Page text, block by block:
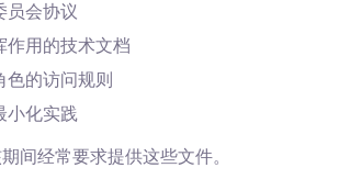
员会协议
作用的技术文档
色的访问规则
小化实践
间经常要求提供这些文件。